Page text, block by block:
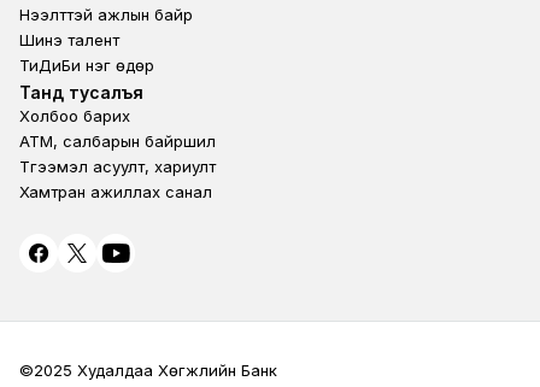
Нээлттэй ажлын байр
Шинэ талент
ТиДиБи нэг өдөр
Footer fourth
Танд тусалъя
Холбоо барих
ATM, салбарын байршил
Түгээмэл асуулт, хариулт
Хамтран ажиллах санал
©2025 Худалдаа Хөгжлийн Банк